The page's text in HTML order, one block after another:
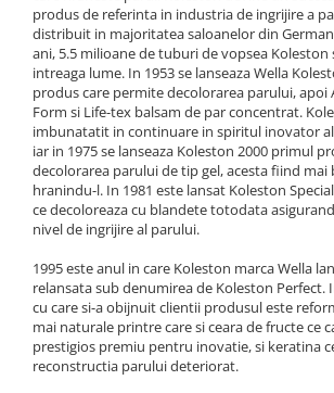
produs de referinta in industria de ingrijire a
distribuit in majoritatea saloanelor din
ani, 5.5 milioane de tuburi de vopsea
intreaga lume. In 1953 se lanseaza Wella
produs care permite decolorarea parului, apoi
Form si Life-tex balsam de par concentrat.
imbunatatit in continuare in spiritul inovator
iar in 1975 se lanseaza Koleston 2000 primul
decolorarea parului de tip gel, acesta fiind mai
hranindu-l. In 1981 este lansat Koleston
ce decoloreaza cu blandete totodata
nivel de ingrijire al parului.
1995 este anul in care Koleston marca Wella
relansata sub denumirea de Koleston
cu care si-a obijnuit clientii produsul este
mai naturale printre care si ceara de fructe ce
prestigios premiu pentru inovatie, si keratina
reconstructia parului deteriorat.